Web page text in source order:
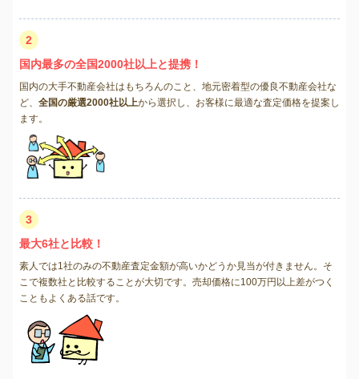
2
国内最多の全国2000社以上と提携！
国内の大手不動産会社はもちろんのこと、地元密着型の優良不動産会社な
ど、 全国の厳選2000社以上から選択し、お客様に最適な査定価格を提案し
ます。
3
最大6社と比較！
素人では1社のみの不動産査定金額が高いかどうか見当が付きません。そ
こで複数社と比較することが大切です。売却価格に100万円以上差がつく
こともよくある話です。